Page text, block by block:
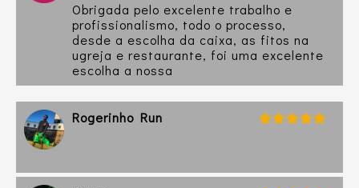
Obrigada pelo excelente trabalho e
profissionalismo, todo o processo,
desde a escolha da caixa, as fitos na
ugreja e restaurante, foi uma excelente
escolha a nossa
Rogerinho Run